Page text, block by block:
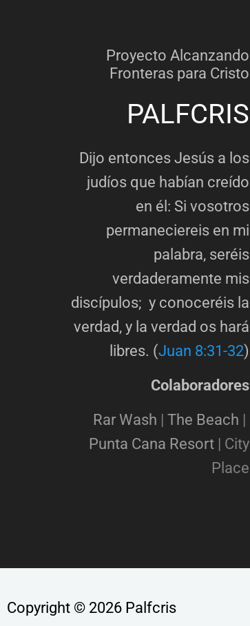
Proyecto Alcanzando
Fronteras para Cristo
PALFCRIS
Dijo entonces Jesús a los
judíos que habían creído
en él: Si vosotros
permaneciereis en mi
palabra, seréis
verdaderamente mis
discípulos; y conoceréis la
verdad, y la verdad os hará
libres. (Juan 8:31-32)
Colaboradores
Rar Wash
The Beach
Punta Cana Resort| City
Place
Copyright © 2026 Palfcris